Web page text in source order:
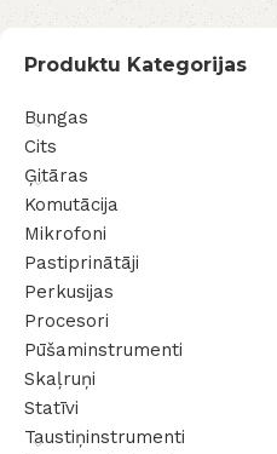
Produktu Kategorijas
Bungas
Cits
Ģitāras
Komutācija
Mikrofoni
Pastiprinātāji
Perkusijas
Procesori
Pūšaminstrumenti
Skaļruņi
Statīvi
Taustiņinstrumenti